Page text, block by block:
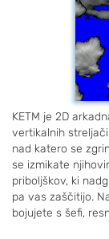
KETM je 2D
vertikalnih
nad katero se
se izmikate
priboljškov, ki
pa vas zaščitijo.
bojujete s šefi,